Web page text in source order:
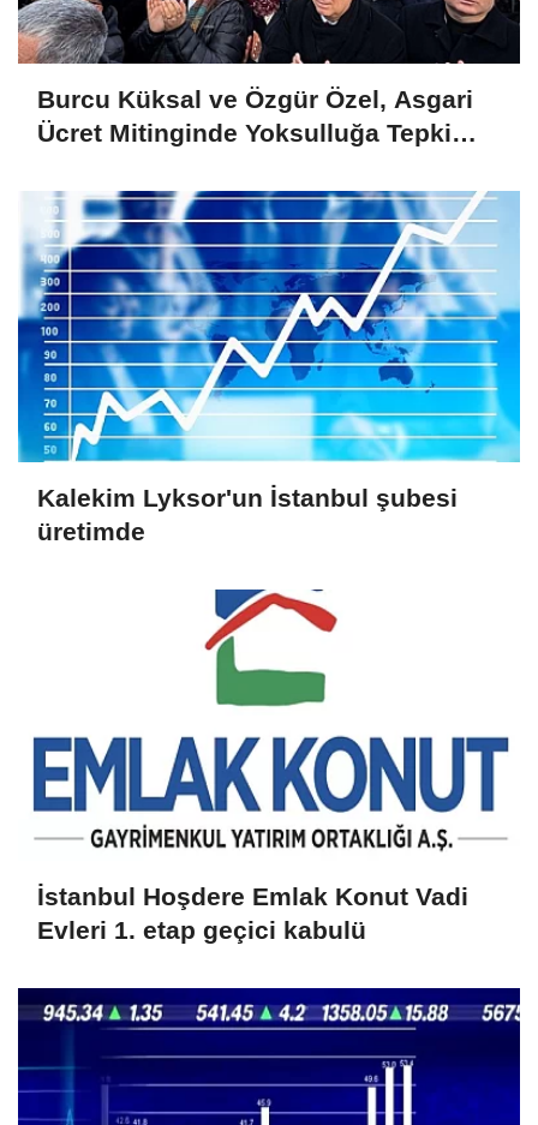
Burcu Küksal ve Özgür Özel, Asgari
Ücret Mitinginde Yoksulluğa Tepki
Kalekim Lyksor'un İstanbul şubesi
üretimde
İstanbul Hoşdere Emlak Konut Vadi
Evleri 1. etap geçici kabulü